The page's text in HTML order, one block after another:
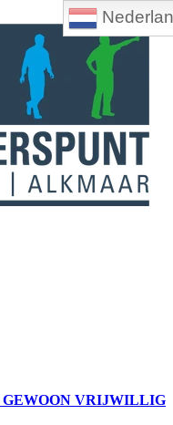
GEWOON VRIJWILLIG